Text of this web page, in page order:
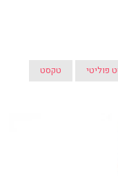
פוליטי טקסט